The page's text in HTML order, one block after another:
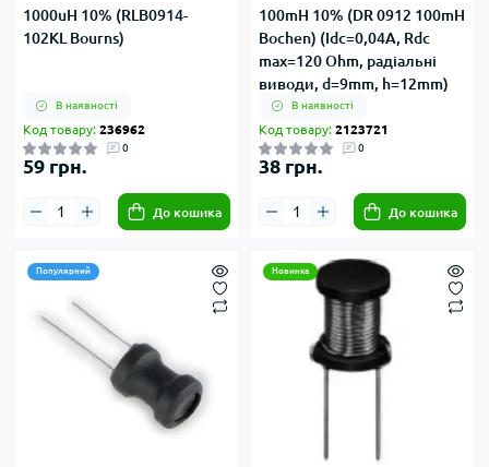
1000uH 10% (RLB0914-
102KL Bourns)
В наявності
Код товару: 236962
0
59 грн.
До кошика
100mH 10% (DR 0912 100mH
Bochen) (Idc=0,04А, Rdc
max=120 Ohm, радіальні
виводи, d=9mm, h=12mm)
В наявності
Код товару: 2123721
0
38 грн.
До кошика
Популярний Новинка